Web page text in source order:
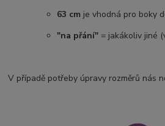
63 cm je vhodná pro boky
"na přání" = jakákoliv jiné
V případě potřeby úpravy rozměrů nás